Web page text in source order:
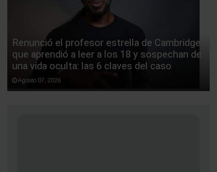
Renunció el profesor estrella de Cambridge
que aprendió a leer a los 18 y sospechan de
una vida oculta: las 6 claves del caso
Agosto 07, 2026